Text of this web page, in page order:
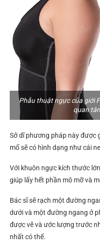
Phẫu thuật ngực của giới
quan
Sở dĩ phương pháp này được
mổ sẽ có hình dạng như cái
Với khuôn ngực kích thước
giúp lấy hết phần mô mỡ và
Bác sĩ sẽ rạch một đường
dưới và một đường ngang ở
được vẽ và ước lượng trước
nhất có thể.